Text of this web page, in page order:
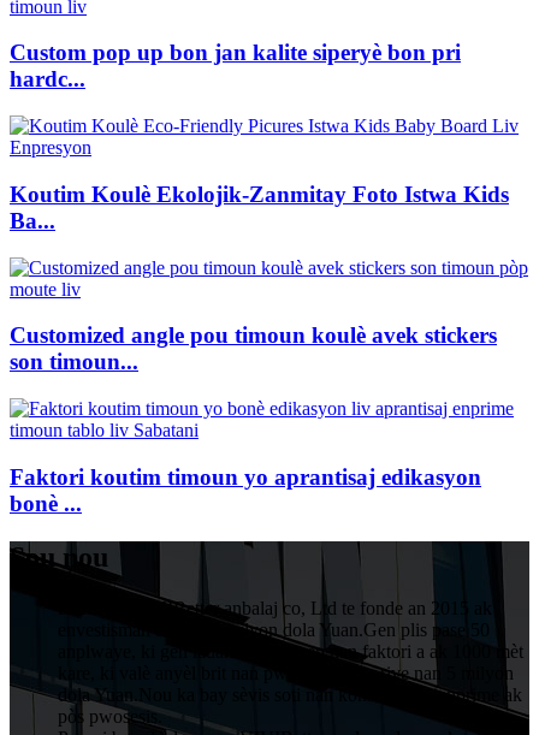
Custom pop up bon jan kalite siperyè bon pri
hardc...
Koutim Koulè Ekolojik-Zanmitay Foto Istwa Kids
Ba...
Customized angle pou timoun koulè avek stickers
son timoun...
Faktori koutim timoun yo aprantisaj edikasyon
bonè ...
Sou nou
HuiZhou VIVIBetter anbalaj co, Ltd te fonde an 2015 ak
envestisman an nan 1 milyon dola Yuan.Gen plis pase 50
anplwaye, ki gen ladan 5 teknisyen nan faktori a ak 1000 mèt
kare, ki valè anyèl brit nan pwodiksyon te rive nan 5 milyon
dola Yuan.Nou ka bay sèvis soti nan konsepsyon, enprime ak
pòs pwosesis.